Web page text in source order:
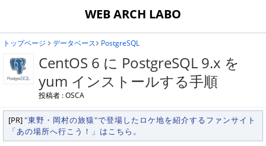
WEB ARCH LABO
トップページ データベース PostgreSQL
CentOS 6 に PostgreSQL 9.x を
yum インストールする手順
投稿者 : OSCA
[PR]"東野・岡村の旅猿"で登場したロケ地を紹介するファンサイト
「あの場所へ行こう！」はこちら。